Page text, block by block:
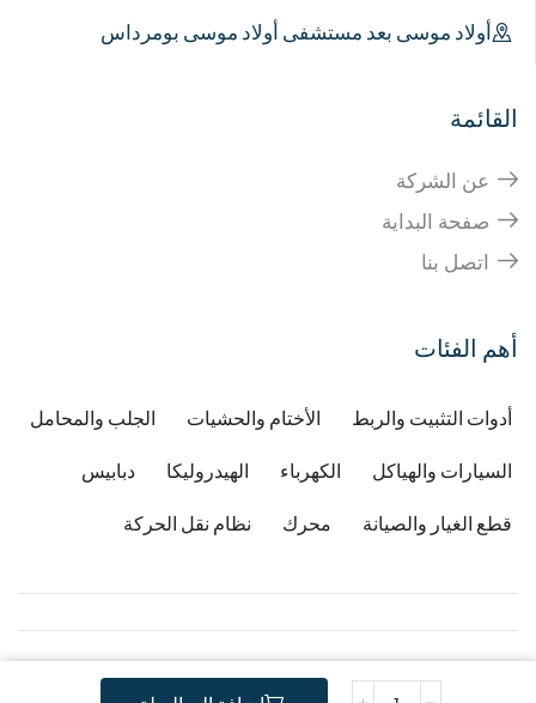
أولاد موسى بعد مستشفى أولاد موسى بومرداس
القائمة
عن الشركة
صفحة البداية
اتصل بنا
أهم الفئات
أدوات التثبيت والربط الأختام والحشيات الجلب والمحامل
السيارات والهياكل الكهرباء الهيدروليكا دبابيس
قطع الغيار والصيانة محرك نظام نقل الحركة
Copyright © 2026Developped by Djafri idir